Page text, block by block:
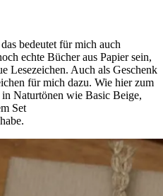
bedeutet für mich auch
echte Bücher aus Papier sein,
Lesezeichen. Auch als Geschenk
für mich dazu. Wie hier zum
Naturtönen wie Basic Beige,
Set